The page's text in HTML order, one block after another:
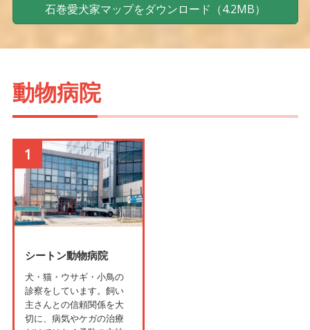
石巻愛犬家マップをダウンロード（4.2MB）
動物病院
1
シートン動物病院
犬・猫・ウサギ・小鳥の
診察をしています。飼い
主さんとの信頼関係を大
切に、病気やケガの治療